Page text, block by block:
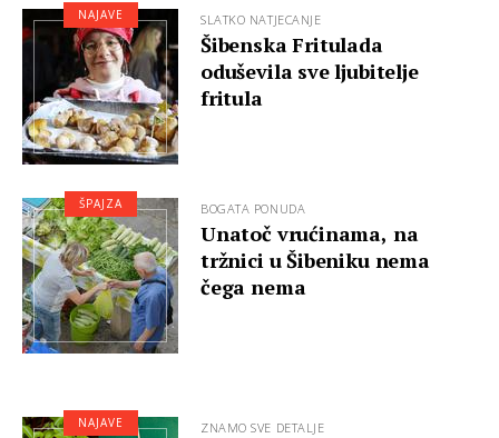
SLATKO NATJECANJE
Šibenska Fritulada
oduševila sve ljubitelje
fritula
NAJAVE
BOGATA PONUDA
Unatoč vrućinama, na
tržnici u Šibeniku nema
čega nema
ŠPAJZA
ZNAMO SVE DETALJE
NAJAVE